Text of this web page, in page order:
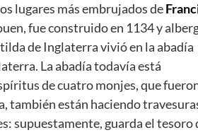
lugares más embrujados de
fue construido en 1134 y
de Inglaterra vivió en la abadía
La abadía todavía está
de cuatro monjes, que
también están haciendo
supuestamente, guarda el tesoro